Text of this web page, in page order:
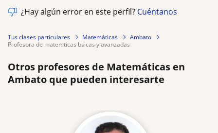
¿Hay algún error en este perfil? Cuéntanos
Tus clases particulares Matemáticas
Ambato
profesora de matemticas bsicas y avanzadas
Otros profesores de Matemáticas en
Ambato que pueden interesarte